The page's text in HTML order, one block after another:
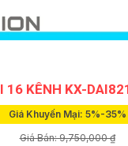
16 KÊNH KX-
Giá Khuyến Mại: 5%-35%
Giá Bán: 9,750,000 ₫